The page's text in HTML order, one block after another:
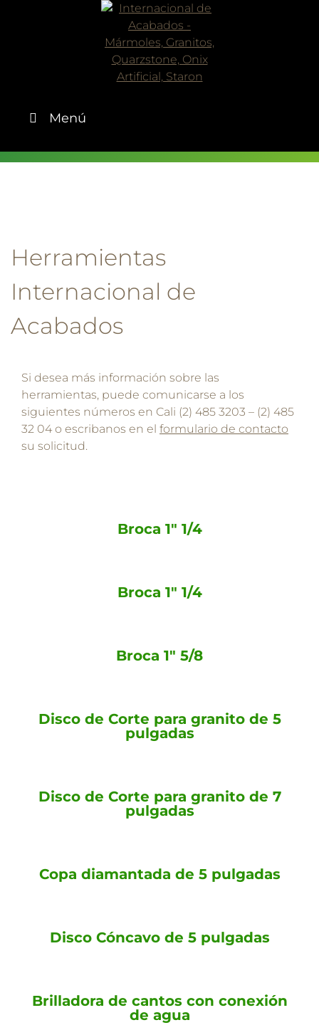
Menú
Herramientas
Internacional de
Acabados
Si desea más información sobre las
herramientas, puede comunicarse a los
siguientes números en Cali (2) 485 3203 – (2) 485
32 04 o escribanos en el formulario de contacto
su solicitud.
Broca 1" 1/4
Broca 1" 1/4
Broca 1" 5/8
Disco de Corte para granito de 5
pulgadas
Disco de Corte para granito de 7
pulgadas
Copa diamantada de 5 pulgadas
Disco Cóncavo de 5 pulgadas
Brilladora de cantos con conexión
de agua